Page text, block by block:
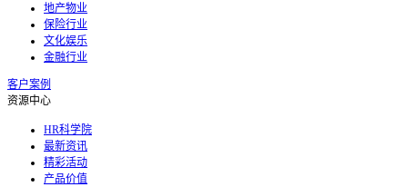
地产物业
保险行业
文化娱乐
金融行业
客户案例
资源中心
HR科学院
最新资讯
精彩活动
产品价值